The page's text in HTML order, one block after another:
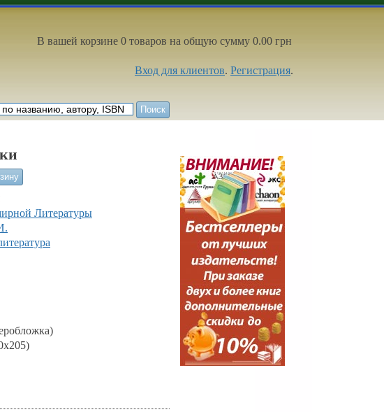
Вход для клиентов. Регистрация.
В вашей корзине 0 товаров на общую сумму 0.00 грн
Литературы